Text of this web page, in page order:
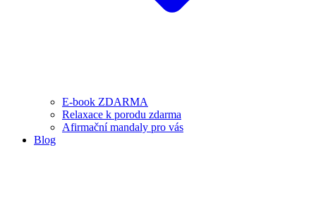
E-book ZDARMA
Relaxace k porodu zdarma
Afirmační mandaly pro vás
Blog